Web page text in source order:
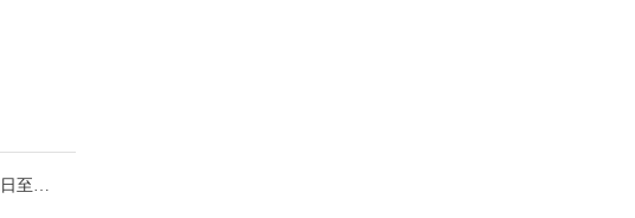
安徽省2024年10月高等教育自学考试网上报名将于9月2日至6日进行